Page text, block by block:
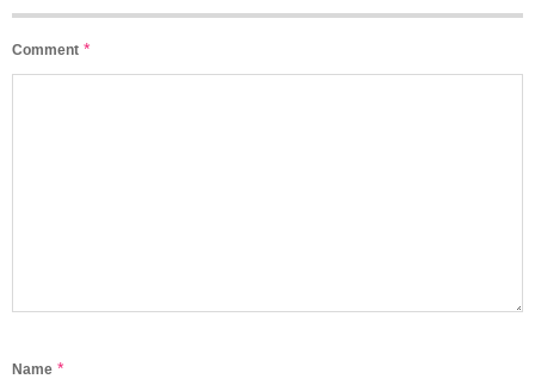
Comment *
Name *